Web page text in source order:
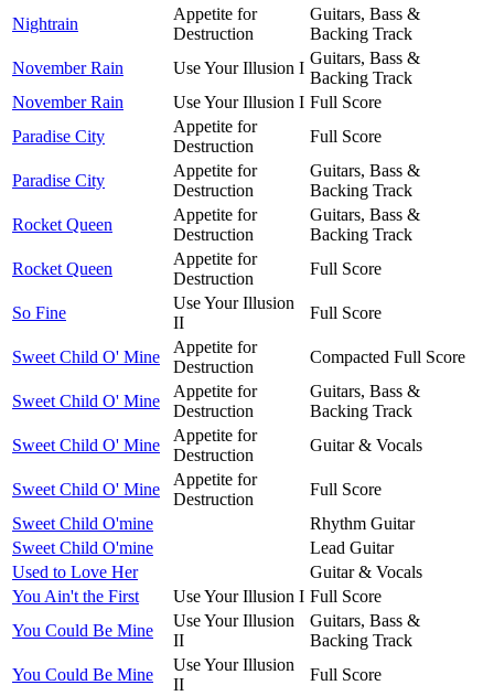
Nightrain
Appetite for
Destruction
Guitars, Bass &
Backing Track
November Rain
Use Your Illusion I
Guitars, Bass &
Backing Track
November Rain
Use Your Illusion I Full Score
Paradise City
Appetite for
Destruction
Full Score
Paradise City
Appetite for
Destruction
Guitars, Bass &
Backing Track
Rocket Queen
Appetite for
Destruction
Guitars, Bass &
Backing Track
Rocket Queen
Appetite for
Destruction
Full Score
So Fine
Use Your Illusion
II
Full Score
Sweet Child O' Mine
Appetite for
Destruction
Compacted Full Score
Sweet Child O' Mine
Appetite for
Destruction
Guitars, Bass &
Backing Track
Sweet Child O' Mine
Appetite for
Destruction
Guitar & Vocals
Sweet Child O' Mine
Appetite for
Destruction
Full Score
Sweet Child O'mine
Rhythm Guitar
Sweet Child O'mine
Lead Guitar
Used to Love Her
Guitar & Vocals
You Ain't the First
Use Your Illusion I Full Score
You Could Be Mine
Use Your Illusion
II
Guitars, Bass &
Backing Track
You Could Be Mine
Use Your Illusion
II
Full Score